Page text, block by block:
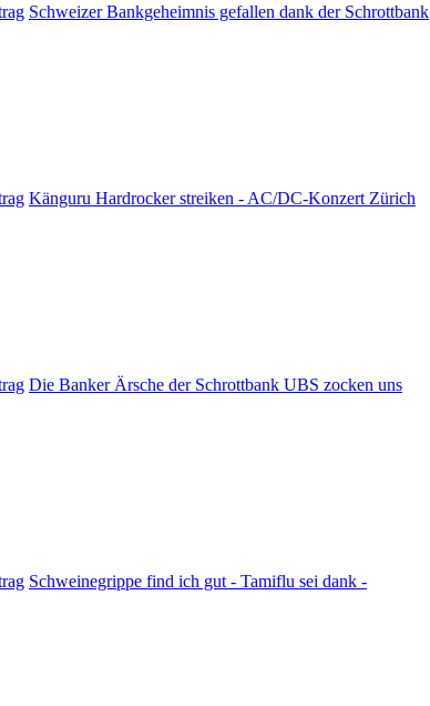
Schweizer Bankgeheimnis gefallen dank der Schrottbank
Känguru Hardrocker streiken - AC/DC-Konzert Zürich
Die Banker Ärsche der Schrottbank UBS zocken uns
Schweinegrippe find ich gut - Tamiflu sei dank -